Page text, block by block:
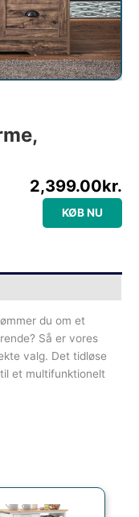
2,399.00kr.
KØB NU
du om et
Så er vores
valg. Det tidløse
et multifunktionelt